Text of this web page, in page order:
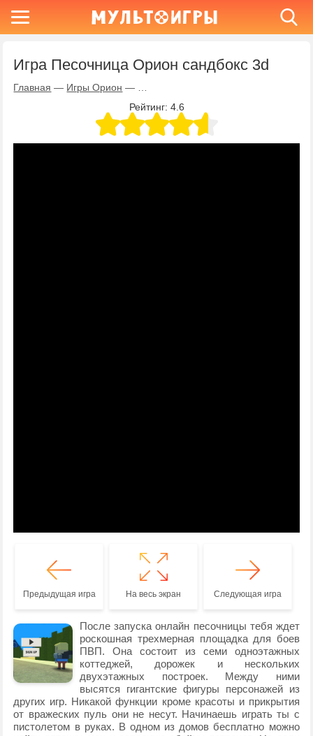
Игра Песочница Орион сандбокс 3d
Главная — Игры Орион —
Рейтинг: 4.6
Предыдущая игра На весь экран Следующая игра
После запуска онлайн песочницы тебя ждет
роскошная трехмерная площадка для боев
ПВП. Она состоит из семи одноэтажных
коттеджей, дорожек и нескольких
двухэтажных построек. Между ними
высятся гигантские фигуры персонажей из
других игр. Никакой функции кроме красоты и прикрытия
от вражеских пуль они не несут. Начинаешь играть ты с
пистолетом в руках. В одном из домов бесплатно можно